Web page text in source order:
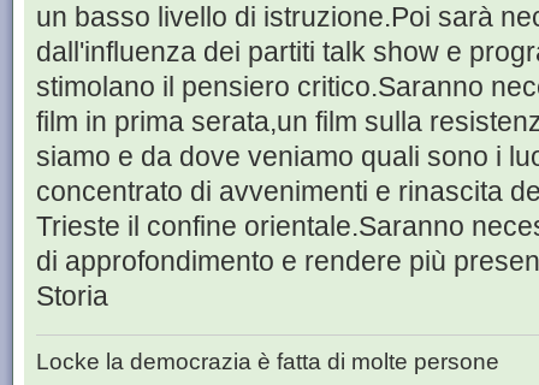
un basso livello di istruzione.Poi sarà
dall'influenza dei partiti talk show e
stimolano il pensiero critico.Saranno
film in prima serata,un film sulla
siamo e da dove veniamo quali sono i
concentrato di avvenimenti e rinascita
Trieste il confine orientale.Saranno
di approfondimento e rendere più
Storia
Locke la democrazia è fatta di molte persone